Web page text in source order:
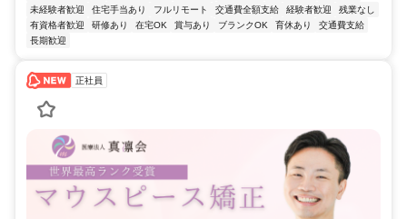
未経験者歓迎
住宅手当あり フルリモート 交通費全額支給 経験者歓迎
残業なし
有資格者歓迎
研修あり 在宅OK 賞与あり ブランクOK 育休あり
交通費支給
長期歓迎
正社員